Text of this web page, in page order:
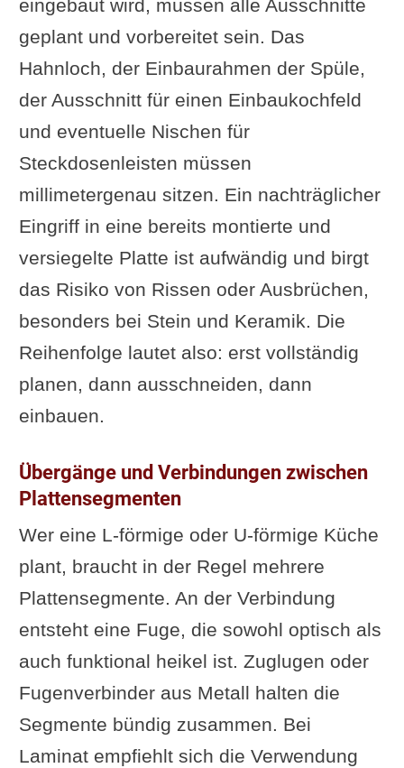
eingebaut wird, müssen alle Ausschnitte
geplant und vorbereitet sein. Das
Hahnloch, der Einbaurahmen der Spüle,
der Ausschnitt für einen Einbaukochfeld
und eventuelle Nischen für
Steckdosenleisten müssen
millimetergenau sitzen. Ein nachträglicher
Eingriff in eine bereits montierte und
versiegelte Platte ist aufwändig und birgt
das Risiko von Rissen oder Ausbrüchen,
besonders bei Stein und Keramik. Die
Reihenfolge lautet also: erst vollständig
planen, dann ausschneiden, dann
einbauen.
Übergänge und Verbindungen zwischen
Plattensegmenten
Wer eine L-förmige oder U-förmige Küche
plant, braucht in der Regel mehrere
Plattensegmente. An der Verbindung
entsteht eine Fuge, die sowohl optisch als
auch funktional heikel ist. Zuglugen oder
Fugenverbinder aus Metall halten die
Segmente bündig zusammen. Bei
Laminat empfiehlt sich die Verwendung